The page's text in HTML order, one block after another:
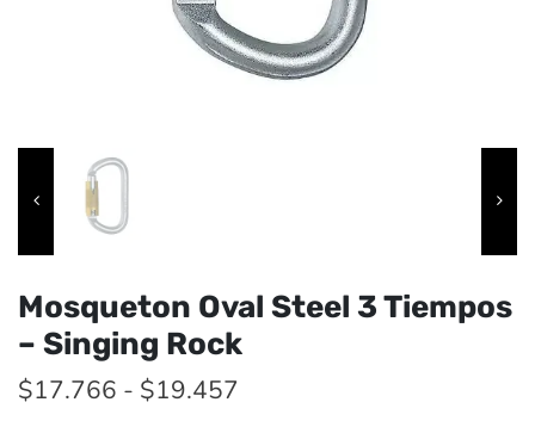
Mosqueton Oval Steel 3 Tiempos
– Singing Rock
$17.766 - $19.457